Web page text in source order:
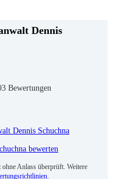
Dennis
Bewertungen
Dennis Schuchna
bewerten
Anlass überprüft. Weitere
.